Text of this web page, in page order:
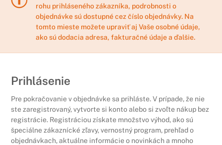
rohu prihláseného zákazníka, podrobnosti o
objednávke sú dostupné cez číslo objednávky. Na
tomto mieste možete upraviť aj Vaše osobné údaje,
ako sú dodacia adresa, fakturačné údaje a ďalšie.
Prihlásenie
Pre pokračovanie v objednávke sa prihláste. V prípade, že nie
ste zaregistrovaný, vytvorte si konto alebo si zvoľte nákup bez
registrácie. Registráciou získate množstvo výhod, ako sú
špeciálne zákaznícké zľavy, vernostný program, prehľad o
objednávkach, aktuálne informácie o novinkách a mnoho